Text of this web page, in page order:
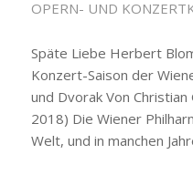
OPERN- UND
Späte Liebe Herbert
Konzert-Saison der
und Dvorak Von
2018) Die Wiener
Welt, und in manchen